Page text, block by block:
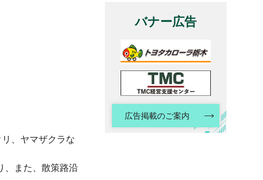
、ヤマザクラな
、また、散策路沿
バナー広告
広告掲載のご案内